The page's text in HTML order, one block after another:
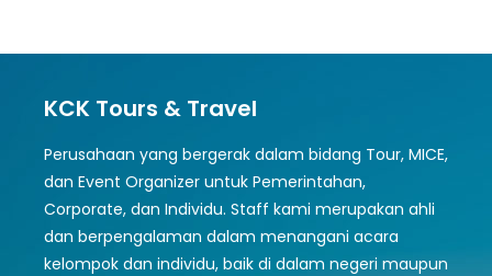
KCK Tours & Travel
Perusahaan yang bergerak dalam bidang Tour, MICE,
dan Event Organizer untuk Pemerintahan,
Corporate, dan Individu. Staff kami merupakan ahli
dan berpengalaman dalam menangani acara
kelompok dan individu, baik di dalam negeri maupun